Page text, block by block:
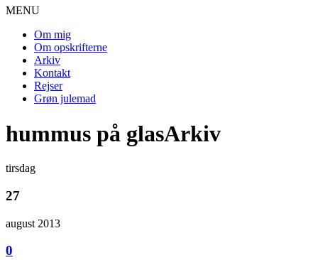
MENU
Om mig
Om opskrifterne
Arkiv
Kontakt
Rejser
Grøn julemad
hummus på glasArkiv
tirsdag
27
august 2013
0